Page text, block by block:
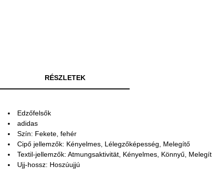
RÉSZLETEK
Edzőfelsők
adidas
Szín: Fekete, fehér
Cipő jellemzők: Kényelmes, Lélegzőképesség, Melegítő
Textil-jellemzők: Atmungsaktivität, Kényelmes, Könnyű, Melegít
Ujj-hossz: Hoszúujjú